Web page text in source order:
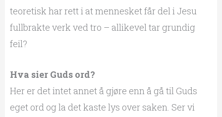
teoretisk har rett i at mennesket får del i Jesu
fullbrakte verk ved tro – allikevel tar grundig
feil?
Hva sier Guds ord?
Her er det intet annet å gjøre enn å gå til Guds
eget ord og la det kaste lys over saken. Ser vi